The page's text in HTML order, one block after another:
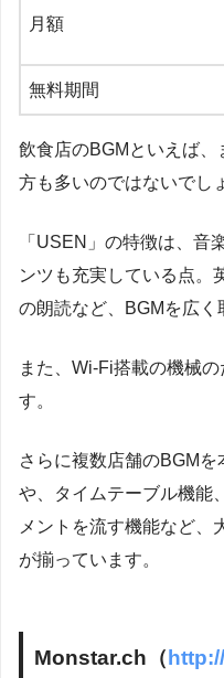
月額
無料期間
飲食店のBGMといえば
方も多いのではないでし
「USEN」の特徴は、音
ンツも充実している点。
の朗読など、BGMを広く
また、Wi-Fi搭載の機械
す。
さらに複数店舗のBGM
や、タイムテーブル機能
メントを流す機能など、
が揃っています。
Monstar.ch（